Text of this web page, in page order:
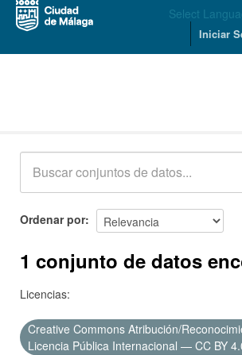
Select
Iniciar
Acerca de
Ordenar por
1 conjunto de datos
Licencias:
Creative Commons Atribución/
Licencia Pública Internacional — CC BY